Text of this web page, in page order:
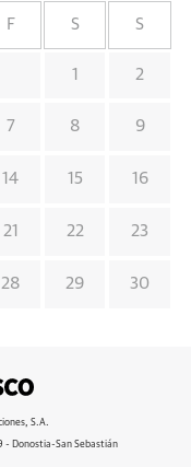
F S S
1 2
7 8 9
14 15 16
21 22 23
28 29 30
S.A.
- Donostia-San Sebastián